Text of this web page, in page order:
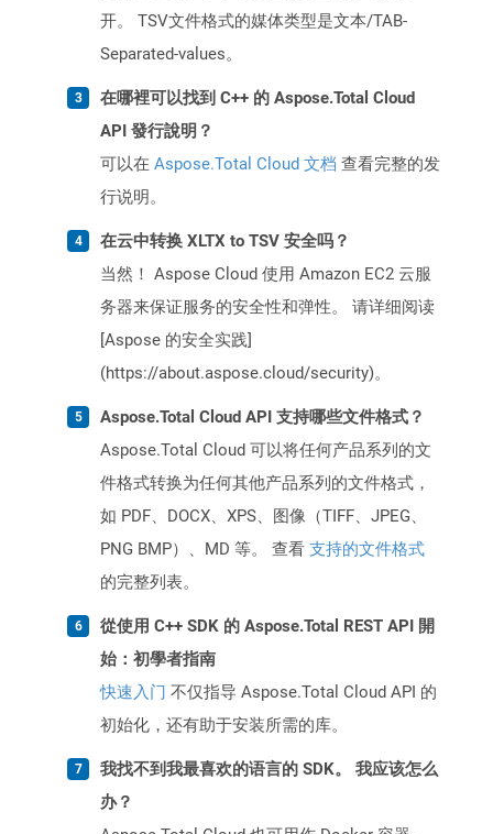
开。 TSV文件格式的媒体类型是文本/TAB-
Separated-values。
在哪裡可以找到 C++ 的 Aspose.Total Cloud
API 發行說明？
可以在 Aspose.Total Cloud 文档 查看完整的发
行说明。
在云中转换 XLTX to TSV 安全吗？
当然！ Aspose Cloud 使用 Amazon EC2 云服
务器来保证服务的安全性和弹性。 请详细阅读
[Aspose 的安全实践]
(https://about.aspose.cloud/security)。
Aspose.Total Cloud API 支持哪些文件格式？
Aspose.Total Cloud 可以将任何产品系列的文
件格式转换为任何其他产品系列的文件格式，
如 PDF、DOCX、XPS、图像（TIFF、JPEG、
PNG BMP）、MD 等。 查看 支持的文件格式
的完整列表。
從使用 C++ SDK 的 Aspose.Total REST API 開
始：初學者指南
快速入门 不仅指导 Aspose.Total Cloud API 的
初始化，还有助于安装所需的库。
我找不到我最喜欢的语言的 SDK。 我应该怎么
办？